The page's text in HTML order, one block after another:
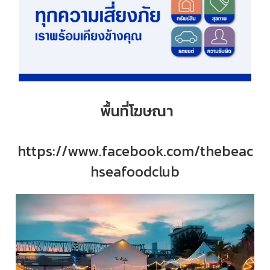
พื้นที่โฆษณา
https://www.facebook.com/thebeac
hseafoodclub